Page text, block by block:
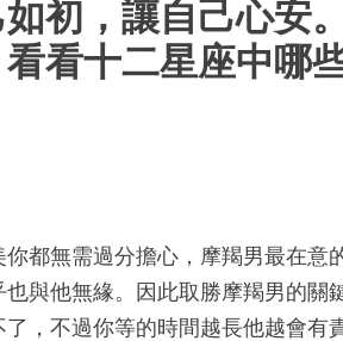
初，讓自己心安。
看十二星座中哪
都無需過分擔心，摩羯男最在意
與他無緣。因此取勝摩羯男的關
，不過你等的時間越長他越會有